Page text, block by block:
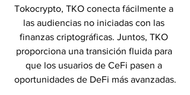
Tokocrypto, TKO conecta fácilmente a
las audiencias no iniciadas con las
finanzas criptográficas. Juntos, TKO
proporciona una transición fluida para
que los usuarios de CeFi pasen a
oportunidades de DeFi más avanzadas.